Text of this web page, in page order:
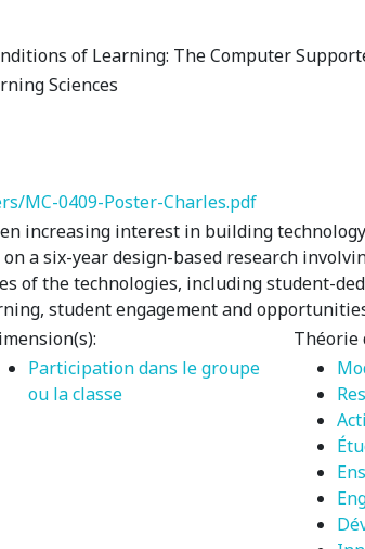
of Learning: The Computer
Sciences
MC-0409-Poster-Charles.pdf
increasing interest in building
a six-year design-based research
of the technologies, including student-
student engagement and
Participation dans le groupe
ou la classe
Théorie